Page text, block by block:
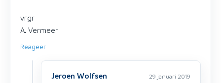
vrgr
A. Vermeer
Reageer
Jeroen Wolfsen 29 januari 2019